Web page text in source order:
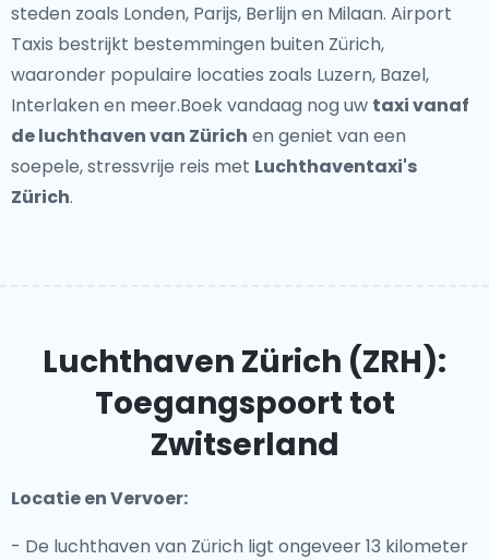
steden zoals Londen, Parijs, Berlijn en Milaan. Airport
Taxis bestrijkt bestemmingen buiten Zürich,
waaronder populaire locaties zoals Luzern, Bazel,
Interlaken en meer.Boek vandaag nog uw taxi vanaf
de luchthaven van Zürich en geniet van een
soepele, stressvrije reis met Luchthaventaxi's
Zürich.
Luchthaven Zürich (ZRH):
Toegangspoort tot
Zwitserland
Locatie en Vervoer:
- De luchthaven van Zürich ligt ongeveer 13 kilometer